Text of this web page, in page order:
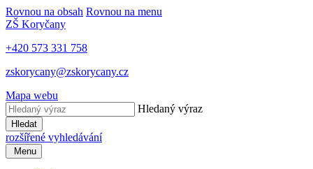
Rovnou na obsah Rovnou na menu
ZŠ Koryčany
+420 573 331 758
zskorycany@zskorycany.cz
Mapa webu
Hledaný výraz
Hledat
rozšířené vyhledávání
Menu